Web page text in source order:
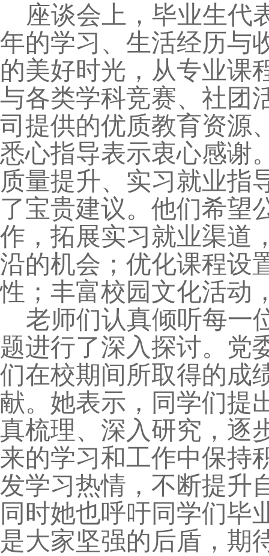
座谈会上，毕业生代
年的学习、生活经历与
的美好时光，从专业课
与各类学科竞赛、社团
司提供的优质教育资源
悉心指导表示衷心感谢
质量提升、实习就业指
了宝贵建议。他们希望
作，拓展实习就业渠道
沿的机会；优化课程设
性；丰富校园文化活动
老师们认真倾听每一
题进行了深入探讨。党
们在校期间所取得的成
献。她表示，同学们提
真梳理、深入研究，逐
来的学习和工作中保持
发学习热情，不断提升
同时她也呼吁同学们毕
是大家坚强的后盾，期